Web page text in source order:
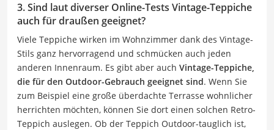
3. Sind laut diverser Online-Tests Vintage-Teppiche
auch für draußen geeignet?
Viele Teppiche wirken im Wohnzimmer dank des Vintage-
Stils ganz hervorragend und schmücken auch jeden
anderen Innenraum. Es gibt aber auch Vintage-Teppiche,
die für den Outdoor-Gebrauch geeignet sind. Wenn Sie
zum Beispiel eine große überdachte Terrasse wohnlicher
herrichten möchten, können Sie dort einen solchen Retro-
Teppich auslegen. Ob der Teppich Outdoor-tauglich ist,